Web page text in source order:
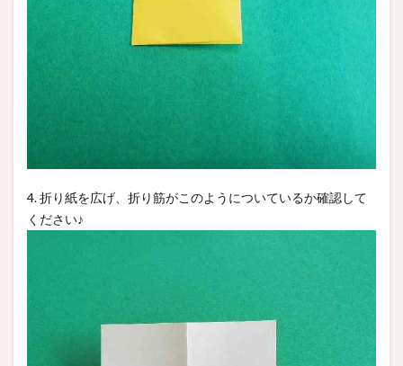
4. 折り紙を広げ、折り筋がこのようについているか確認して
ください♪